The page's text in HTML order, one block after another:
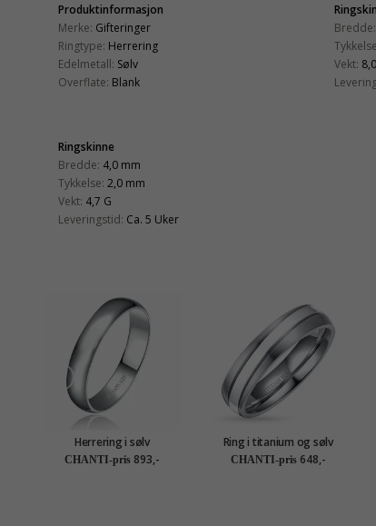
Produktinformasjon
Merke: Gifteringer
Ringtype: Herrering
Edelmetall: Sølv
Overflate: Blank
Bredde:
Vekt:
Ringskinne
Bredde: 4,0 mm
Tykkelse: 2,0 mm
Vekt: 4,7 G
Leveringstid: Ca. 5 Uker
Herrering i sølv
CHANTI-pris 893,-
Ring i titanium og sølv
CHANTI-pris 648,-